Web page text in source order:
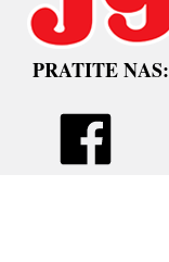
PRATITE NAS: